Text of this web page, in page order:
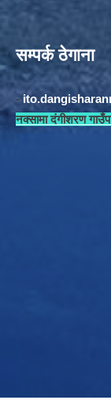
सम्पर्क ठेगाना
-
नक्सामा दंगीशरण